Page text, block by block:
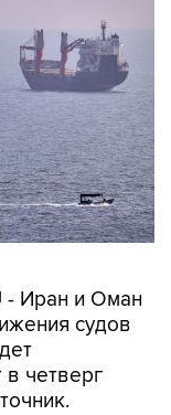
- Иран и Оман
судов
четверг